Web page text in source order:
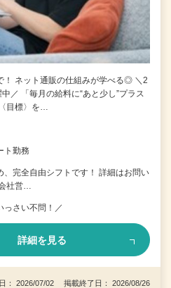
！ ネット通販の仕組みが学べる◎ ＼2
／ 「毎月の給料に“あと少し”プラス
目標〉を…
勤務
、完全自由シフトです！ 詳細はお問い
社営…
っさい不問！／
詳細を見る
： 2026/07/02 掲載終了日： 2026/08/26